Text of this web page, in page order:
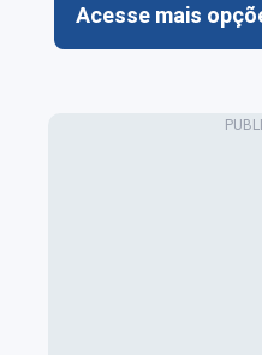
Acesse mais